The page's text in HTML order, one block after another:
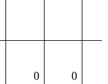
0 0